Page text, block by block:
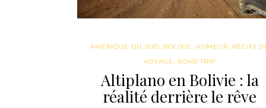
AMÉRIQUE DU SUD, BOLIVIE, HUMEUR, RÉCITS
VOYAGE, ROAD TRIP
Altiplano en Bolivie : la
réalité derrière le rêve